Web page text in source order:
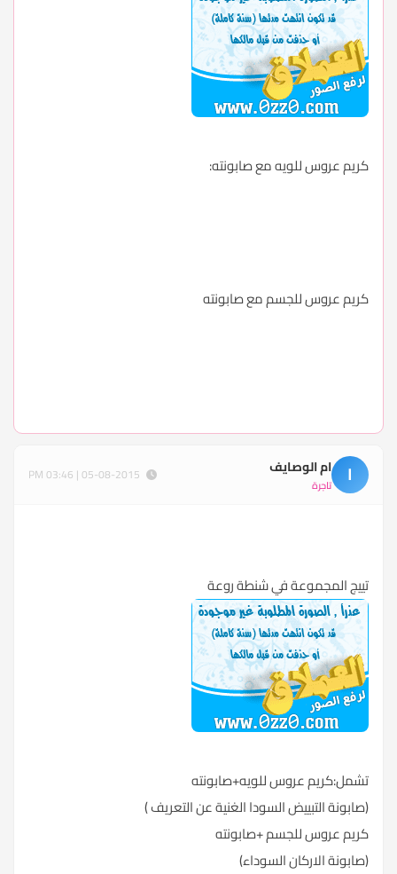
كريم عروس للويه مع صابونته:
كريم عروس للجسم مع صابونته
ا ام الوصايف
تاجرة
تييج المجموعة في شنطة روعة
تشمل:كريم عروس للويه+صابونته
(صابونة التبييض السودا الغنية عن التعريف )
كريم عروس للجسم +صابونته
(صابونة الاركان السوداء)